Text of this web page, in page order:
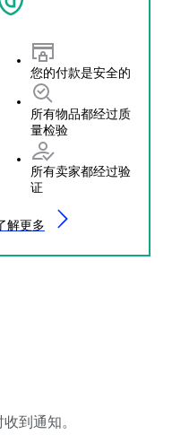
您的付款是安全的
所有物品都经过质
量检验
所有卖家都经过验
证
解更多
到通知。